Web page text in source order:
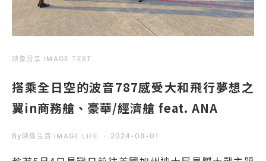
映像分享 IMAGE TEST
搭乘全日空的波音787感受大和飛行夢想之
翼in商務艙、豪華/經濟艙 feat. ANA
By 映像生活 IMAGE LIFE 2024-08-01